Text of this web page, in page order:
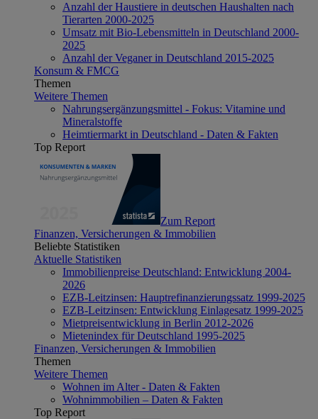
Anzahl der Haustiere in deutschen Haushalten nach
Tierarten 2000-2025
Umsatz mit Bio-Lebensmitteln in Deutschland 2000-
2025
Anzahl der Veganer in Deutschland 2015-2025
Konsum & FMCG
Themen
Weitere Themen
Nahrungsergänzungsmittel - Fokus: Vitamine und
Mineralstoffe
Heimtiermarkt in Deutschland - Daten & Fakten
Top Report
Zum Report
Finanzen, Versicherungen & Immobilien
Beliebte Statistiken
Aktuelle Statistiken
Immobilienpreise Deutschland: Entwicklung 2004-
2026
EZB-Leitzinsen: Hauptrefinanzierungssatz 1999-2025
EZB-Leitzinsen: Entwicklung Einlagesatz 1999-2025
Mietpreisentwicklung in Berlin 2012-2026
Mietenindex für Deutschland 1995-2025
Finanzen, Versicherungen & Immobilien
Themen
Weitere Themen
Wohnen im Alter - Daten & Fakten
Wohnimmobilien – Daten & Fakten
Top Report